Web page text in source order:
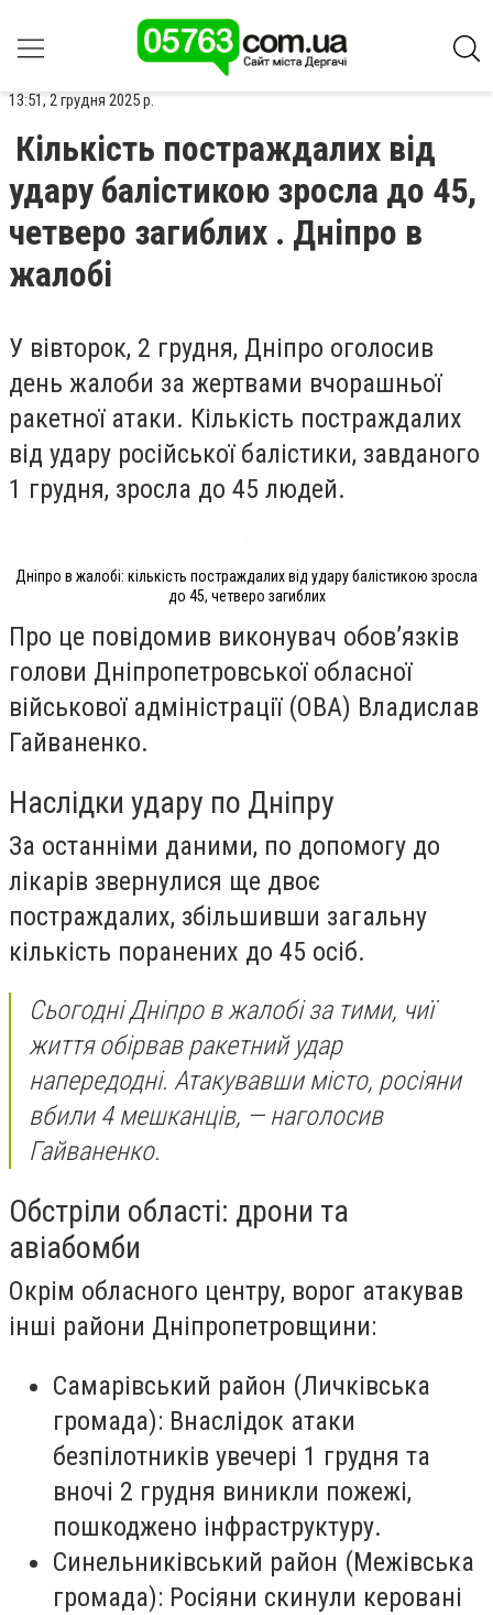
13:51, 2 грудня 2025 р.
Кількість постраждалих від
удару балістикою зросла до 45,
четверо загиблих . Дніпро в
жалобі
У вівторок, 2 грудня, Дніпро оголосив
день жалоби за жертвами вчорашньої
ракетної атаки. Кількість постраждалих
від удару російської балістики, завданого
1 грудня, зросла до 45 людей.
Дніпро в жалобі: кількість постраждалих від удару балістикою зросла
до 45, четверо загиблих
Про це повідомив виконувач обов’язків
голови Дніпропетровської обласної
військової адміністрації (ОВА) Владислав
Гайваненко.
Наслідки удару по Дніпру
За останніми даними, по допомогу до
лікарів звернулися ще двоє
постраждалих, збільшивши загальну
кількість поранених до 45 осіб.
Сьогодні Дніпро в жалобі за тими, чиї
життя обірвав ракетний удар
напередодні. Атакувавши місто, росіяни
вбили 4 мешканців, — наголосив
Гайваненко.
Обстріли області: дрони та
авіабомби
Окрім обласного центру, ворог атакував
інші райони Дніпропетровщини:
Самарівський район (Личківська
громада): Внаслідок атаки
безпілотників увечері 1 грудня та
вночі 2 грудня виникли пожежі,
пошкоджено інфраструктуру.
Синельниківський район (Межівська
громада): Росіяни скинули керовані